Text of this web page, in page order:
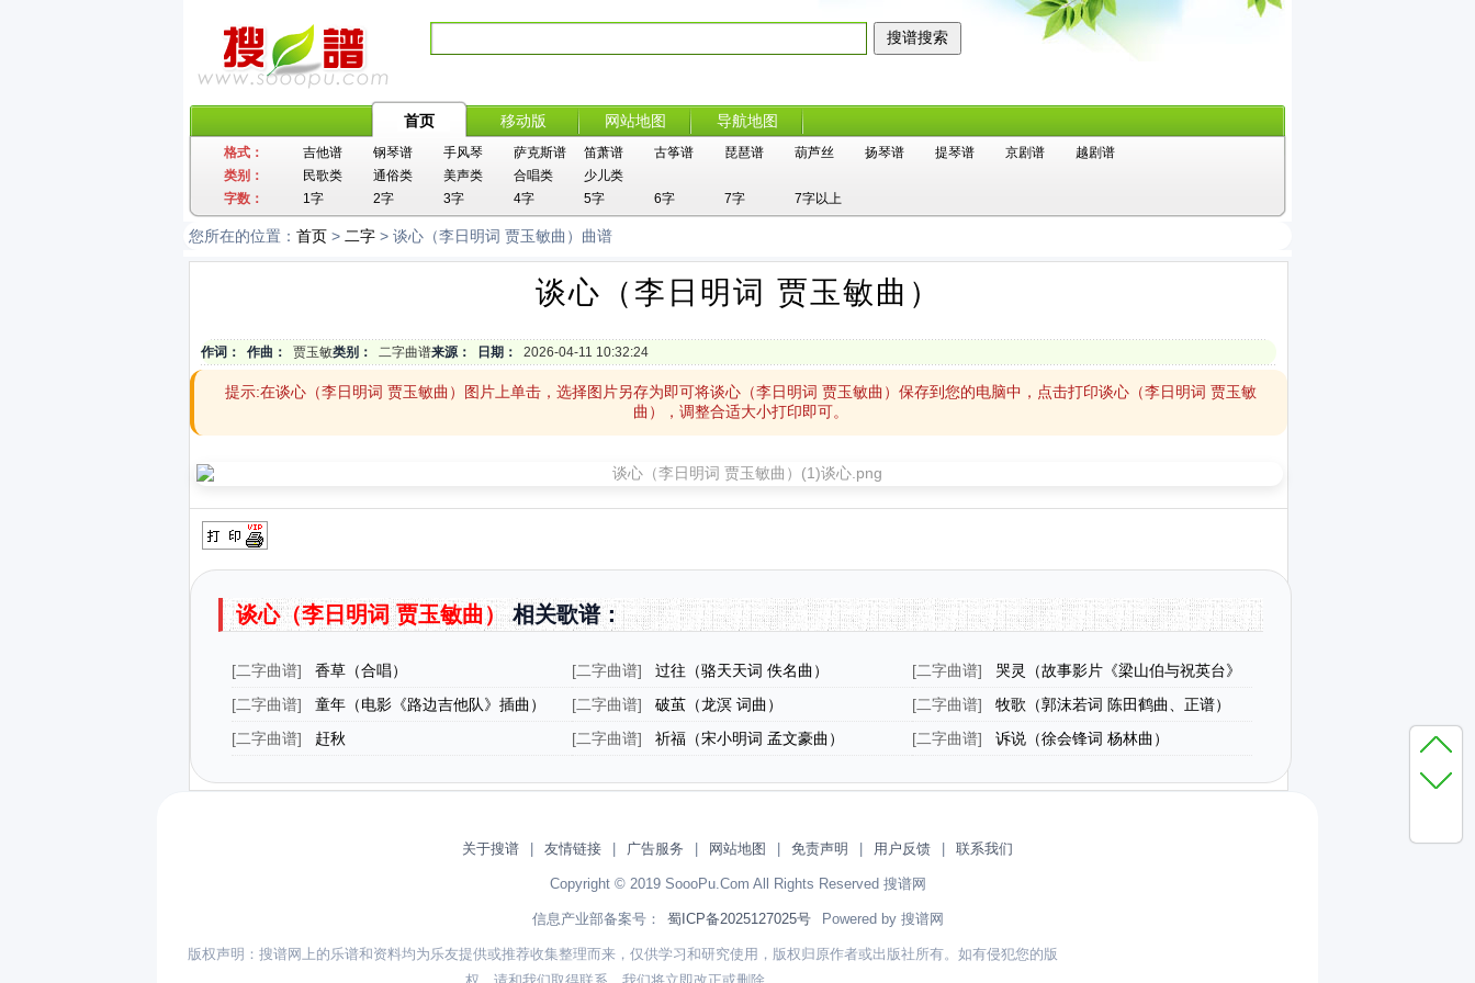
首页 移动版 网站地图 导航地图
格式： 吉他谱 钢琴谱 手风琴 萨克斯谱 笛萧谱 古筝谱 琵琶谱 葫芦丝 扬琴谱 提琴谱 京剧谱
越剧谱
类别：
民歌类 通俗类 美声类 合唱类
少儿类
字数：
1字 2字 3字 4字 5字 6字 7字 7字以上
您所在的位置： 首页 > 二字 > 谈心（李日明词 贾玉敏曲）曲谱
谈心（李日明词 贾玉敏曲）
作词： 作曲： 贾玉敏类别： 二字曲谱来源： 日期： 2026-04-11 10:32:24
提示:在谈心（李日明词 贾玉敏曲）图片上单击，选择图片另存为即可将谈心（李日明词 贾玉敏曲）保存到您的电脑中，点击打印谈心（李日明词 贾玉敏
曲），调整合适大小打印即可。
谈心（李日明词 贾玉敏曲）相关歌谱：
[二字曲谱] 香草（合唱） [二字曲谱] 过往（骆天天词 佚名曲） [二字曲谱]
哭灵（故事影片《梁山伯与祝英台》
插曲）
[二字曲谱] 童年（电影《路边吉他队》插曲） [二字曲谱] 破茧（龙溟 词曲） [二字曲谱]
牧歌（郭沫若词 陈田鹤曲、正谱）
[二字曲谱] 赶秋 [二字曲谱] 祈福（宋小明词 孟文豪曲） [二字曲谱] 诉说（徐会锋词 杨林曲）
关于搜谱 友情链接 广告服务 网站地图 免责声明 用户反馈 联系我们
Copyright © 2019 SoooPu.Com All Rights Reserved 搜谱网
信息产业部备案号： 蜀ICP备2025127025号 Powered by 搜谱网
版权声明：搜谱网上的乐谱和资料均为乐友提供或推荐收集整理而来，仅供学习和研究使用，版权归原作者或出版社所有。如有侵犯您的版